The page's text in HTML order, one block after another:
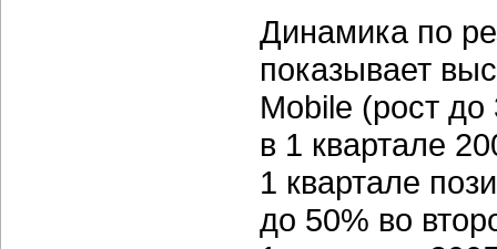
Динамика по
показывает
Mobile (рост до
в 1 квартале
1 квартале
до 50% во